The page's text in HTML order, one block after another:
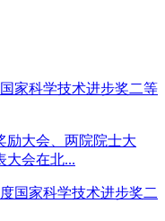
家科学技术进步奖二等
励大会、两院院士大
大会在北...